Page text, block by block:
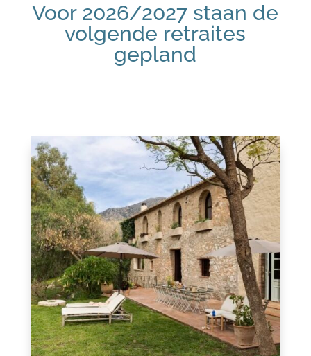
Voor 2026/2027 staan de
volgende retraites
gepland